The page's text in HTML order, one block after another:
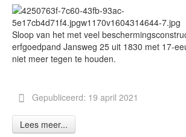
Sloop van het met veel
erfgoedpand Jansweg 25 uit 1830 met 17-
niet meer tegen te houden.
Gepubliceerd: 19 april 2021
Lees meer...